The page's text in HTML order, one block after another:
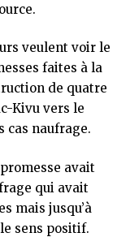
veulent voir le
faites à la
de quatre
Kivu vers le
cas naufrage.
avait
qui avait
mais jusqu’à
sens positif.